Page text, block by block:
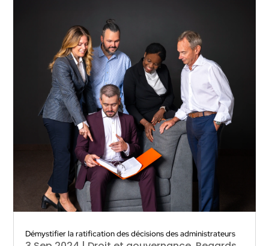
Démystifier la ratification des décisions des administrateurs